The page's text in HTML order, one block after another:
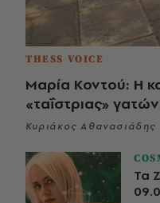
THESS VOICE
Μαρία Κοντού: Η
«ταΐστριας»
Κυριάκος Αθανασιάδης
Τα